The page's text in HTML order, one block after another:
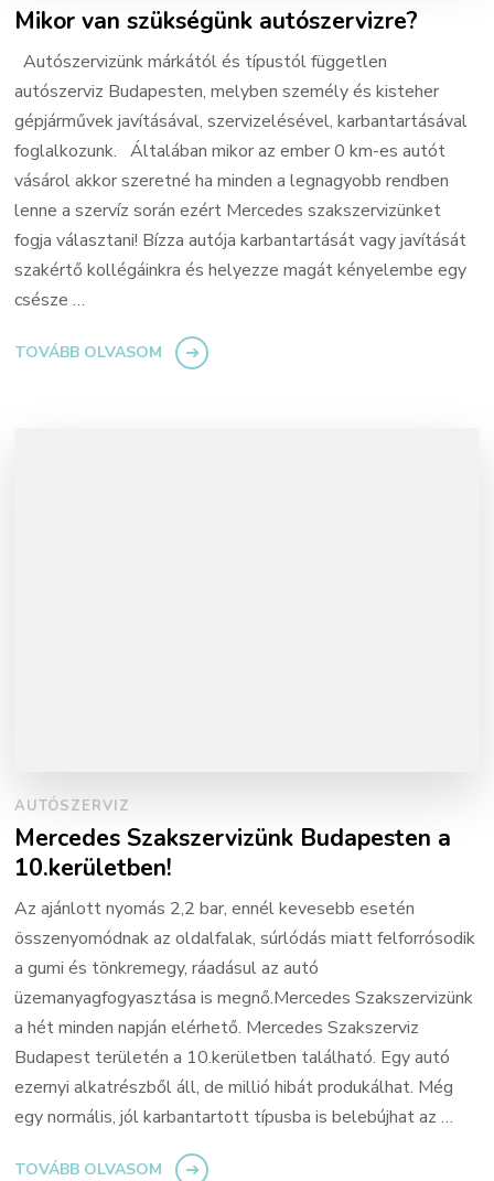
Mikor van szükségünk autószervizre?
Autószervizünk márkától és típustól független
autószerviz Budapesten, melyben személy és kisteher
gépjárművek javításával, szervizelésével, karbantartásával
foglalkozunk. Általában mikor az ember 0 km-es autót
vásárol akkor szeretné ha minden a legnagyobb rendben
lenne a szervíz során ezért Mercedes szakszervizünket
fogja választani! Bízza autója karbantartását vagy javítását
szakértő kollégáinkra és helyezze magát kényelembe egy
csésze …
TOVÁBB OLVASOM
AUTÓSZERVIZ
Mercedes Szakszervizünk Budapesten a
10.kerületben!
Az ajánlott nyomás 2,2 bar, ennél kevesebb esetén
összenyomódnak az oldalfalak, súrlódás miatt felforrósodik
a gumi és tönkremegy, ráadásul az autó
üzemanyagfogyasztása is megnő.Mercedes Szakszervizünk
a hét minden napján elérhető. Mercedes Szakszerviz
Budapest területén a 10.kerületben található. Egy autó
ezernyi alkatrészből áll, de millió hibát produkálhat. Még
egy normális, jól karbantartott típusba is belebújhat az …
TOVÁBB OLVASOM